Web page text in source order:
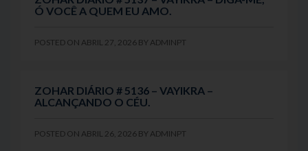
Ó VOCÊ A QUEM EU AMO.
POSTED ON ABRIL 27, 2026 BY ADMINPT
ZOHAR DIÁRIO # 5136 – VAYIKRA –
ALCANÇANDO O CÉU.
POSTED ON ABRIL 26, 2026 BY ADMINPT